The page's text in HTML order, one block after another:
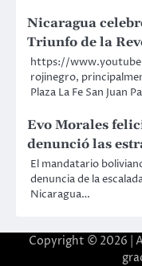
Nicaragua
Triunfo de la
https://
rojinegro,
Plaza La Fe San Juan
Evo Morales
denunció las
El mandatario
denuncia de la
Nicaragua…
Copyright © 2026 |